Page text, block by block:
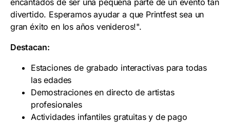
encantados de ser una pequeña parte de un evento tan
divertido. Esperamos ayudar a que Printfest sea un
gran éxito en los años venideros!".
Destacan:
Estaciones de grabado interactivas para todas
las edades
Demostraciones en directo de artistas
profesionales
Actividades infantiles gratuitas y de pago